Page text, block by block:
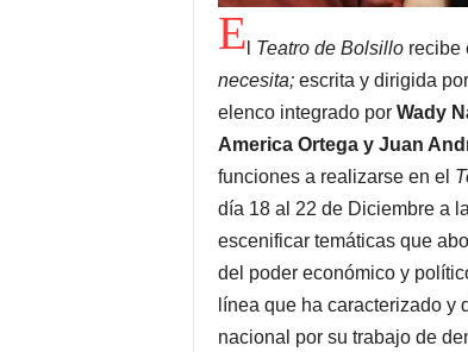
E Teatro de Bolsillo recibe
necesita; escrita y dirigida por
elenco integrado por Wady
America Ortega y Juan
funciones a realizarse en el
día 18 al 22 de Diciembre a
escenificar temáticas que
del poder económico y
línea que ha caracterizado y
nacional por su trabajo de